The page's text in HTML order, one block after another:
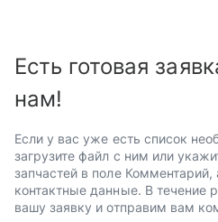
Есть готовая
нам!
Если у вас уже есть список
загрузите файл с ним или
запчастей в поле Комментарий,
контактные данные. В течение
вашу заявку и отправим вам